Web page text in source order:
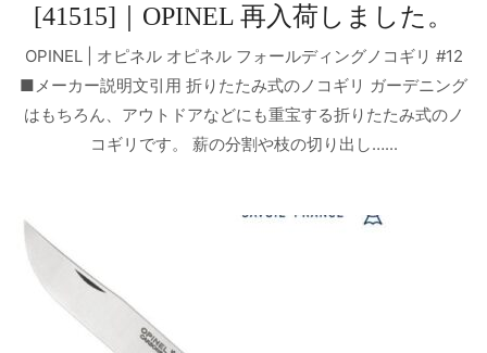
[41515]｜OPINEL 再入荷しました。
OPINEL | オピネル オピネル フォールディングノコギリ #12
■メーカー説明文引用 折りたたみ式のノコギリ ガーデニング
はもちろん、アウトドアなどにも重宝する折りたたみ式のノ
コギリです。 薪の分割や枝の切り出し…...